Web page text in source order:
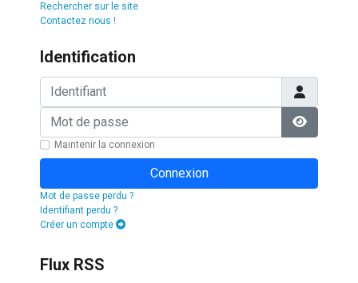
Rechercher sur le site
Contactez nous !
Identification
Identifiant
Mot de passe
Afficher
Maintenir la connexion
Connexion
Mot de passe perdu ?
Identifiant perdu ?
Créer un compte
Flux RSS